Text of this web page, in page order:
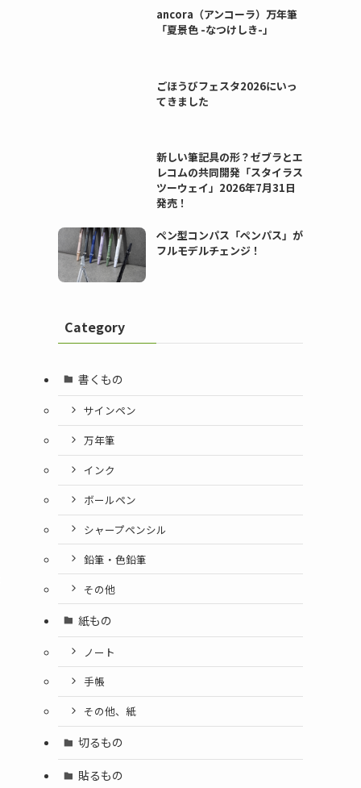
ancora（アンコーラ）万年筆
「夏景色 -なつけしき-」
ごほうびフェスタ2026にいっ
てきました
新しい筆記具の形？ゼブラとエ
レコムの共同開発「スタイラス
ツーウェイ」2026年7月31日
発売！
ペン型コンパス「ペンパス」が
フルモデルチェンジ！
Category
書くもの
サインペン
万年筆
インク
ボールペン
シャープペンシル
鉛筆・色鉛筆
その他
紙もの
ノート
手帳
その他、紙
切るもの
貼るもの